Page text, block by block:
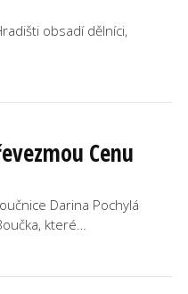
obsadí dělníci,
Cenu
Darina Pochylá
které…